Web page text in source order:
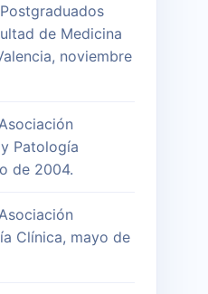
de Medicina
noviembre
Patología
de 2004.
Clínica, mayo de